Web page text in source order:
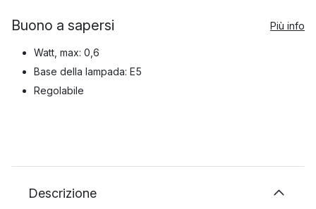
Buono a sapersi Più info
Watt, max: 0,6
Base della lampada: E5
Regolabile
Descrizione